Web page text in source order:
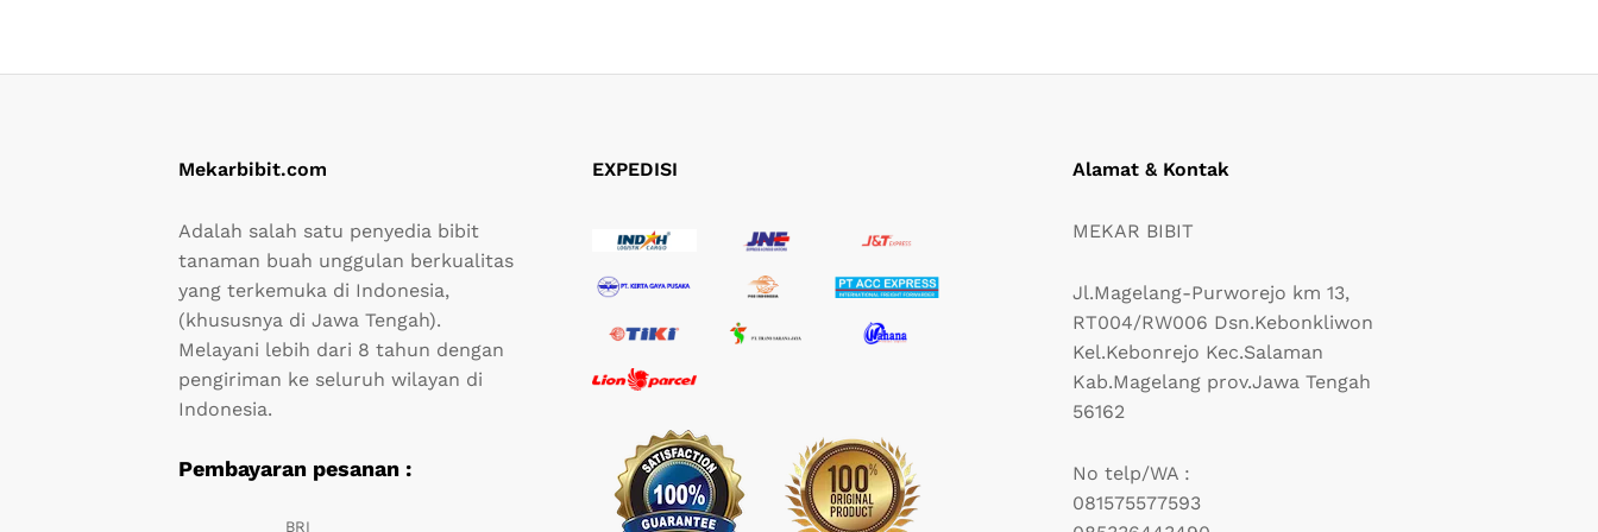
Mekarbibit.com
Adalah salah satu penyedia bibit
tanaman buah unggulan berkualitas
yang terkemuka di Indonesia,
(khususnya di Jawa Tengah).
Melayani lebih dari 8 tahun dengan
pengiriman ke seluruh wilayan di
Indonesia.
Pembayaran pesanan :
BRI
EXPEDISI Alamat & Kontak
MEKAR BIBIT
Jl.Magelang-Purworejo km 13,
RT004/RW006 Dsn.Kebonkliwon
Kel.Kebonrejo Kec.Salaman
Kab.Magelang prov.Jawa Tengah
56162
No telp/WA :
081575577593